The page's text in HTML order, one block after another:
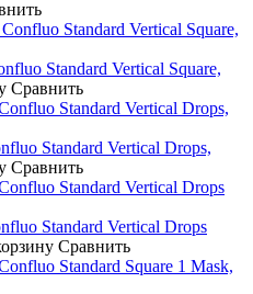
Standard Vertical Square,
Сравнить
Standard Vertical Drops,
Сравнить
Standard Vertical Drops
Сравнить